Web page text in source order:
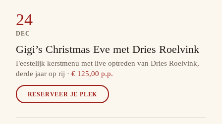
24
DEC
Gigi’s Christmas Eve met Dries Roelvink
Feestelijk kerstmenu met live optreden van Dries Roelvink,
derde jaar op rij · € 125,00 p.p.
RESERVEER JE PLEK